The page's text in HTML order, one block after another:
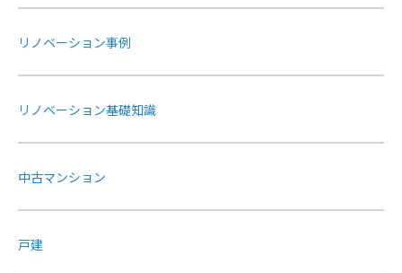
リノベーション事例
リノベーション基礎知識
中古マンション
戸建